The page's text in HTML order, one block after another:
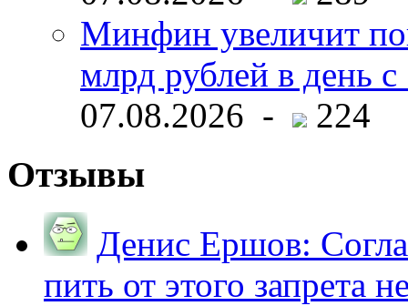
Минфин увеличит
млрд рублей в день с
07.08.2026 -
224
Отзывы
Денис Ершов:
пить от этого запрета